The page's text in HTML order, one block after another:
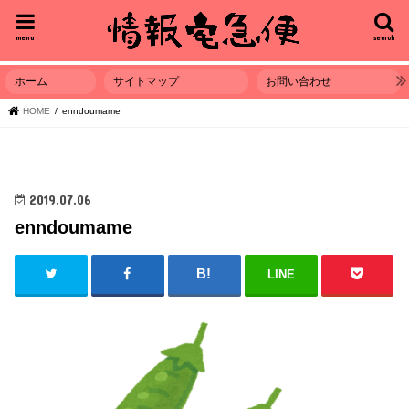
search
menu
ホーム サイトマップ お問い合わせ
HOME enndoumame
2019.07.06
enndoumame
LINE